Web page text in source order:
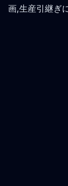
画,生産引継ぎ